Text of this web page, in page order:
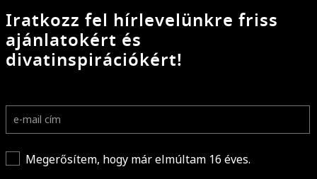
Iratkozz fel hírlevelünkre friss
ajánlatokért és
divatinspirációkért!
Megerősítem, hogy már elmúltam 16 éves.